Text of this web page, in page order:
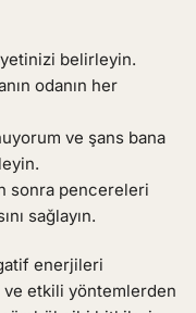
belirleyin.
odanın her
ve şans bana
sonra pencereleri
sağlayın.
enerjileri
ve etkili yöntemlerden